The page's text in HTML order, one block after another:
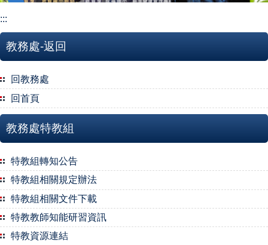
:::
教務處-返回
回教務處
回首頁
教務處特教組
特教組轉知公告
特教組相關規定辦法
特教組相關文件下載
特教教師知能研習資訊
特教資源連結